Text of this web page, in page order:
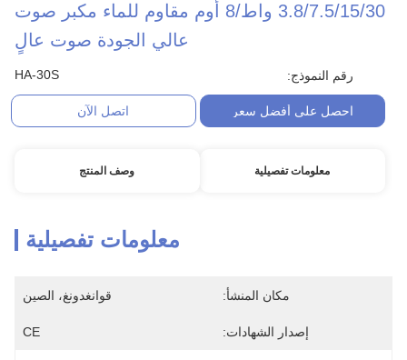
3.8/7.5/15/30 واط/8 أوم مقاوم للماء مكبر صوت
عالي الجودة صوت عالٍ
رقم النموذج: HA-30S
احصل على أفضل سعر اتصل الآن
معلومات تفصيلية وصف المنتج
معلومات تفصيلية
مكان المنشأ: قوانغدونغ، الصين
إصدار الشهادات: CE